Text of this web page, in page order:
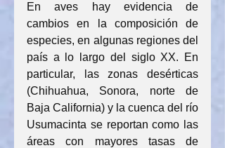
En aves hay evidencia de
cambios en la composición de
especies, en algunas regiones del
país a lo largo del siglo XX. En
particular, las zonas desérticas
(Chihuahua, Sonora, norte de
Baja California) y la cuenca del río
Usumacinta se reportan como las
áreas con mayores tasas de